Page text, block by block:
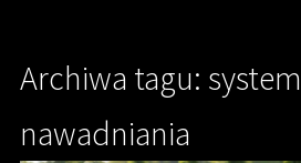
Archiwa tagu: system
nawadniania